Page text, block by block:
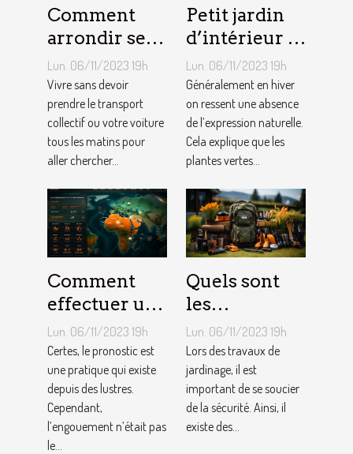
Comment
arrondir ses
fins du mois
avec
l’internet ?
Lun. 06/11/2023 19h
Vivre sans devoir
prendre le transport
collectif ou votre voiture
tous les matins pour
aller chercher...
Petit jardin
d’intérieur :
comment en
créer chez
soi ?
Lun. 06/11/2023 19h
Généralement en hiver
on ressent une absence
de l’expression naturelle.
Cela explique que les
plantes vertes...
Comment
effectuer un
pronostic en
ligne ?
Lun. 06/11/2023 19h
Certes, le pronostic est
une pratique qui existe
depuis des lustres.
Cependant,
l’engouement n’était pas
le...
Quels sont
les
équipements
pour le
jardinage ?
Lun. 06/11/2023 19h
Lors des travaux de
jardinage, il est
important de se soucier
de la sécurité. Ainsi, il
existe des...